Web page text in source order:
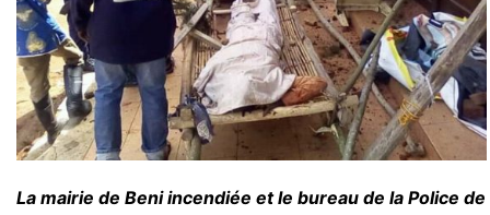
La mairie de Beni incendiée et le bureau de la Police de